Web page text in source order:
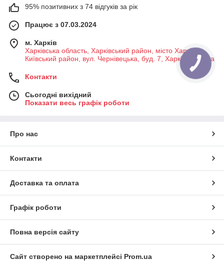
95% позитивних з 74 відгуків за рік
Працює з 07.03.2024
м. Харків
Харківська область, Харківський район, місто Харків,
Київський район, вул. Чернівецька, буд. 7, Харків, Україна
Контакти
Сьогодні вихідний
Показати весь графік роботи
Про нас
Контакти
Доставка та оплата
Графік роботи
Повна версія сайту
Сайт створено на маркетплейсі Prom.ua